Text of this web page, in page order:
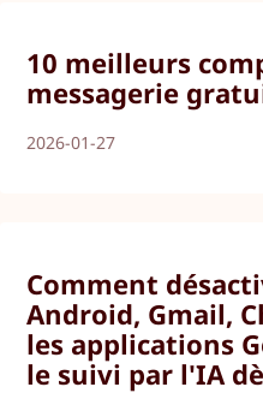
10 meilleurs
messagerie
2026-01-27
Comment
Android, Gmail,
les applications
le suivi par l'IA